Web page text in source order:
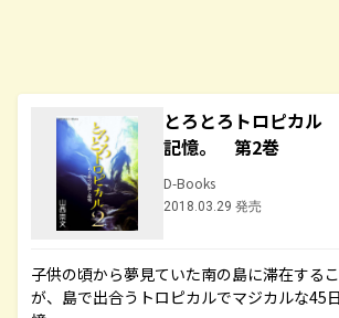
とろとろトロピカル
記憶。 第2巻
D-Books
2018.03.29 発売
子供の頃から夢見ていた南の島に滞在する
が、島で出合うトロピカルでマジカルな45